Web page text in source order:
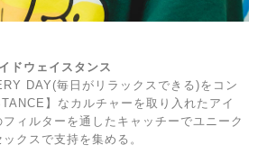
ドウェイスタンス
DAY(毎日がリラックスできる)をコン
】なカルチャーを取り入れたアイ
ィルターを通したキャッチーでユニーク
クスで支持を集める。